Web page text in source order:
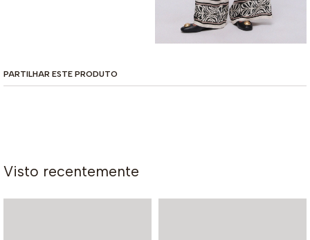
PARTILHAR ESTE PRODUTO
Visto recentemente